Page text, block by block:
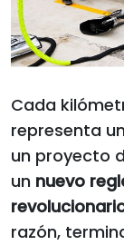
Cada
representa
un proyecto
un nuevo
razón,